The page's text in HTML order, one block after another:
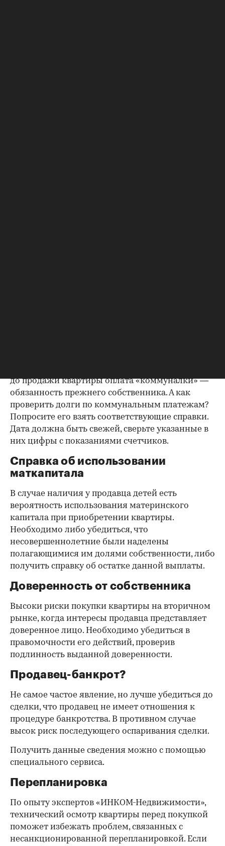
до продажи квартиры оплата «коммуналки» —
обязанность прежнего собственника. А как
проверить долги по коммунальным платежам?
Попросите его взять соответствующие справки.
Дата должна быть свежей, сверьте указанные в
них цифры с показаниями счетчиков.
Справка об использовании
маткапитала
В случае наличия у продавца детей есть
вероятность использования материнского
капитала при приобретении квартиры.
Необходимо либо убедиться, что
несовершеннолетние были наделены
полагающимися им долями собственности, либо
получить справку об остатке данной выплаты.
Доверенность от собственника
Высоки риски покупки квартиры на вторичном
рынке, когда интересы продавца представляет
доверенное лицо. Необходимо убедиться в
правомочности его действий, проверив
подлинность выданной доверенности.
Продавец-банкрот?
Не самое частое явление, но лучше убедиться до
сделки, что продавец не имеет отношения к
процедуре банкротства. В противном случае
высок риск последующего оспаривания сделки.
Получить данные сведения можно с помощью
специального сервиса.
Перепланировка
По опыту экспертов «ИНКОМ-Недвижимости»,
технический осмотр квартиры перед покупкой
поможет избежать проблем, связанных с
несанкционированной перепланировкой. Если